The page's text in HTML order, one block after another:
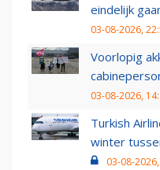
eindelijk
03-08-2026,
Voorlopig
03-08-2026,
Turkish
winter
03-08-